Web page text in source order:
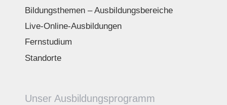
Bildungsthemen – Ausbildungsbereiche
Live-Online-Ausbildungen
Fernstudium
Standorte
Unser Ausbildungsprogramm